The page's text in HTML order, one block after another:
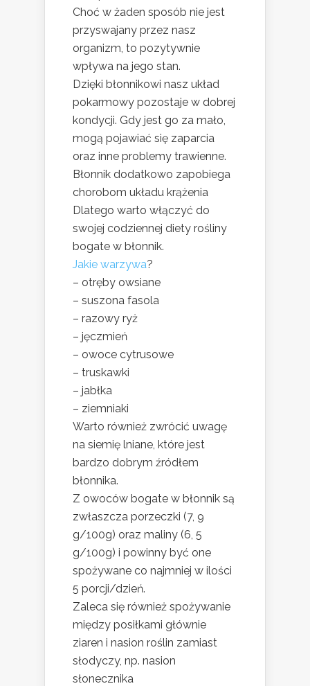
Choć w żaden sposób nie jest
przyswajany przez nasz
organizm, to pozytywnie
wpływa na jego stan.
Dzięki błonnikowi nasz układ
pokarmowy pozostaje w dobrej
kondycji. Gdy jest go za mało,
mogą pojawiać się zaparcia
oraz inne problemy trawienne.
Błonnik dodatkowo zapobiega
chorobom układu krążenia
Dlatego warto włączyć do
swojej codziennej diety rośliny
bogate w błonnik.
Jakie warzywa?
– otręby owsiane
– suszona fasola
– razowy ryż
– jęczmień
– owoce cytrusowe
– truskawki
– jabłka
– ziemniaki
Warto również zwrócić uwagę
na siemię lniane, które jest
bardzo dobrym źródłem
błonnika.
Z owoców bogate w błonnik są
zwłaszcza porzeczki (7, 9
g/100g) oraz maliny (6, 5
g/100g) i powinny być one
spożywane co najmniej w ilości
5 porcji/dzień.
Zaleca się również spożywanie
między posiłkami głównie
ziaren i nasion roślin zamiast
słodyczy, np. nasion
słonecznika